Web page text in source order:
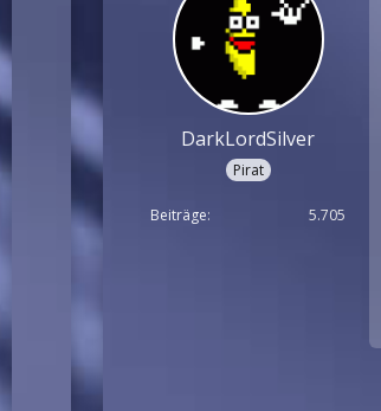
DarkLordSilver
Pirat
Beiträge 5.705